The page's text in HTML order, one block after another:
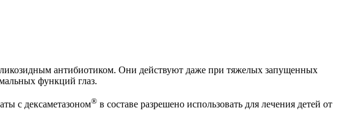
антибиотиком. Они действуют даже при тяжелых запущенных
функций глаз.
с дексаметазоном® в составе разрешено использовать для лечения детей от